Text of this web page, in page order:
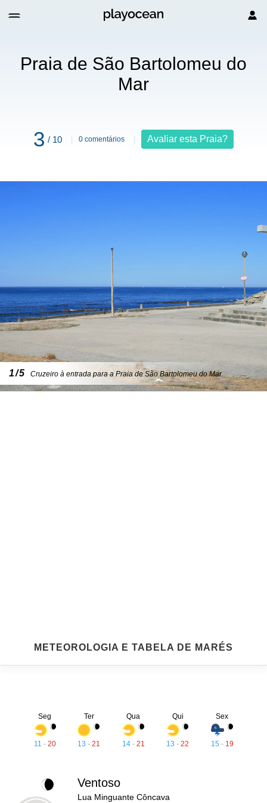
Praia de São Bartolomeu do
Mar
3 / 10 0 comentários Avaliar esta Praia?
1/5 Cruzeiro à entrada para a Praia de São Bartolomeu do Mar.
METEOROLOGIA E TABELA DE MARÉS
Lua Minguante Côncava
Ventoso
Seg
11 - 20
Ter
13 - 21
Qua
14- 21
Qui
13 - 22
Sex
15 - 19